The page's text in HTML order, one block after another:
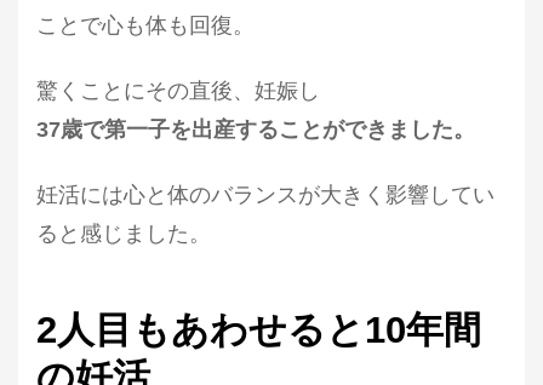
ことで心も体も回復。
驚くことにその直後、妊娠し
37歳で第一子を出産することができました。
妊活には心と体のバランスが大きく影響してい
ると感じました。
2人目もあわせると10年間
の妊活